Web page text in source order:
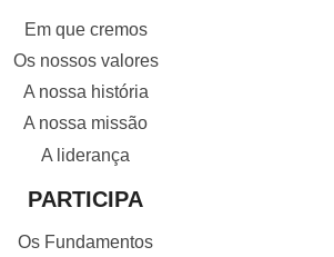
Em que cremos
Os nossos valores
A nossa história
A nossa missão
A liderança
PARTICIPA
Os Fundamentos